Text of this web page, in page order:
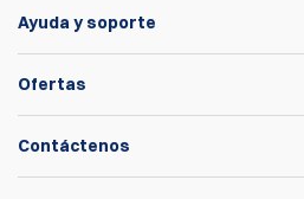
Ayuda y soporte
Ofertas
Contáctenos